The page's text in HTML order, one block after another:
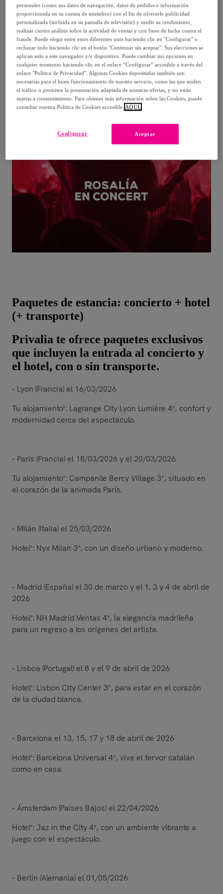
Accede a la vente
Paquetes de estancia: concierto + hotel
(+ transporte)
Privalia te ofrece paquetes exclusivos
que incluyen la entrada al concierto y
el hotel, con o sin transporte.
- Lyon (Francia) el 16/03/2026
Tu alojamiento*: Lagrange City Lyon Lumière 4*, confort y
modernidad cerca del espectáculo.
- París (Francia) el 18/03/2026 y el 20/03/2026
Tu alojamiento*: Campanile Bercy Village 3*, situado en
el corazón de la animada París.
- Milán (Italia) el 25/03/2026
Hotel*: Nyx Milan 3*, con un diseño urbano y moderno.
- Madrid (España) el 30 de marzo y el 1, 3 y 4 de abril de
2026
Hotel*: NH Madrid Ventas 4*, la elegancia madrileña
para un regreso a los orígenes del artista.
- Lisboa (Portugal) el 8 y el 9 de abril de 2026
Hotel*: Lisbon City Center 3*, para estar en el corazón
de la ciudad blanca.
- Barcelona el 13, 15, 17 y 18 de abril de 2026
Hotel*: Barcelona Universal 4*, vive el fervor catalán
como en casa.
- Ámsterdam (Países Bajos) el 22/04/2026
Hotel*: Jaz in the City 4*, con un ambiente vibrante a
juego con el espectáculo.
- Berlín (Alemania) el 01/05/2026
personales (como sus datos de navegación, datos de pedidos e información
proporcionada en su cuenta de miembro) con el fin de ofrecerle publicidad
personalizada (incluida en su pantalla de televisión) y medir su rendimiento,
realizar ciertos análisis sobre la actividad de ventas y con fines de lucha contra el
fraude. Puede elegir entre estos diferentes usos haciendo clic en "Configurar" o
rechazar todo haciendo clic en el botón "Continuar sin aceptar". Sus elecciones se
aplican solo a este navegador y/o dispositivo. Puede cambiar sus opciones en
cualquier momento haciendo clic en el enlace “Configurar” accesible a través del
enlace "Política de Privacidad". Algunas Cookies depositadas también son
necesarias para el buen funcionamiento de nuestro servicio, como las que miden
el tráfico o permiten la presentación adaptada de nuestras ofertas, y no están
sujetas a consentimiento. Para obtener más información sobre las Cookies, puede
consultar nuestra Política de Cookies accesible AQUÍ.
Aceptar
Configurar